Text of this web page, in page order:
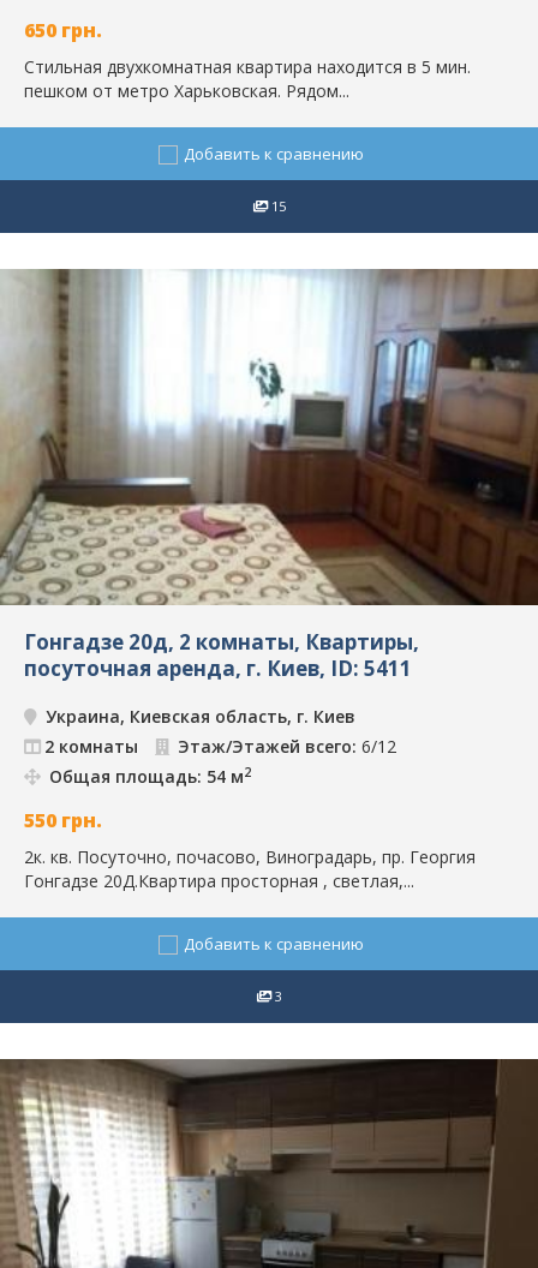
650 грн.
Стильная двухкомнатная квартира находится в 5 мин.
пешком от метро Харьковская. Рядом...
Добавить к сравнению
15
Гонгадзе 20д, 2 комнаты, Квартиры,
посуточная аренда, г. Киев, ID: 5411
Украина, Киевская область, г. Киев
2 комнаты
Этаж/Этажей всего: 6/12
Общая площадь: 54 м2
550 грн.
2к. кв. Посуточно, почасово, Виноградарь, пр. Георгия
Гонгадзе 20Д.Квартира просторная , светлая,...
Добавить к сравнению
3